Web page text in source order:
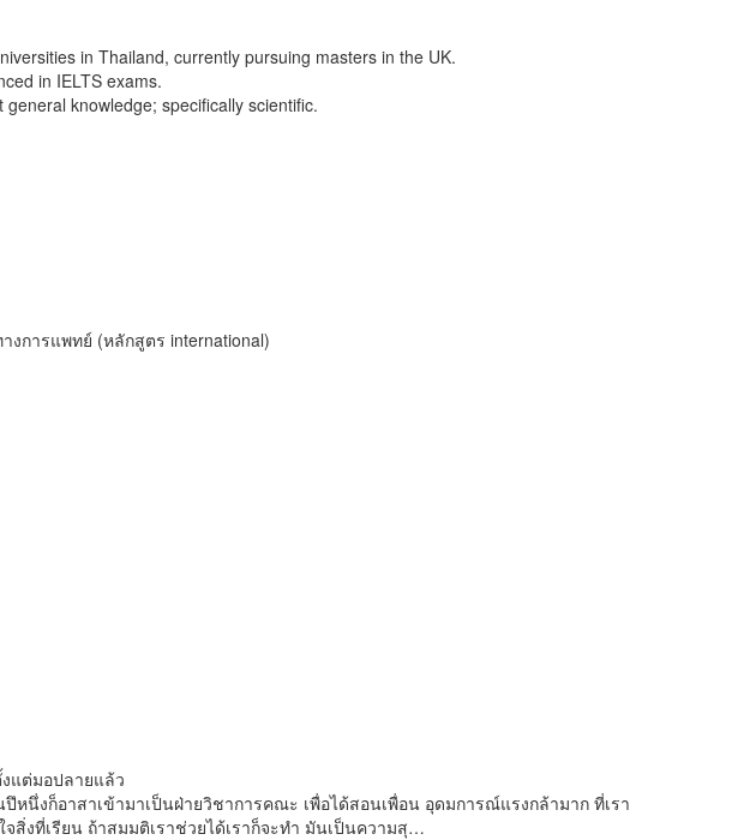
in Thailand, currently pursuing masters in the UK.
in IELTS exams.
knowledge; specifically scientific.
การแพทย์ (หลักสูตร international)
แต่มอปลายแล้ว
หนึ่งก็อาสาเข้ามาเป็นฝ่ายวิชาการคณะ เพื่อได้สอนเพื่อน อุดมการณ์แรงกล้ามาก ที่เรา
จสิ่งที่เรียน ถ้าสมมติเราช่วยได้เราก็จะทำ มันเป็นความสุ…